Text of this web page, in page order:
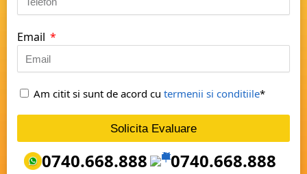
Email
Am citit si sunt de acord cu termenii si conditiile*
Solicita Evaluare
0740.668.888 0740.668.888